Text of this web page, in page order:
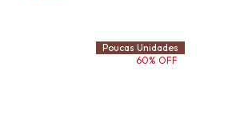
Poucas Unidades
60% OFF